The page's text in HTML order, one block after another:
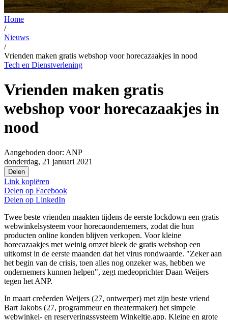
Home
/
Nieuws
/
Vrienden maken gratis webshop voor horecazaakjes in nood
Tech en Dienstverlening
Vrienden maken gratis
webshop voor horecazaakjes in
nood
Aangeboden door: ANP
donderdag, 21 januari 2021
Delen
Link kopiëren
Delen op Facebook
Delen op LinkedIn
Twee beste vrienden maakten tijdens de eerste lockdown een gratis
webwinkelsysteem voor horecaondernemers, zodat die hun
producten online konden blijven verkopen. Voor kleine
horecazaakjes met weinig omzet bleek de gratis webshop een
uitkomst in de eerste maanden dat het virus rondwaarde. "Zeker aan
het begin van de crisis, toen alles nog onzeker was, hebben we
ondernemers kunnen helpen", zegt medeoprichter Daan Weijers
tegen het ANP.
In maart creëerden Weijers (27, ontwerper) met zijn beste vriend
Bart Jakobs (27, programmeur en theatermaker) het simpele
webwinkel- en reserveringssysteem Winkeltje.app. Kleine en grote